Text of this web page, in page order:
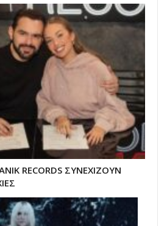
RECORDS ΣΥΝΕΧΙΖΟΥΝ